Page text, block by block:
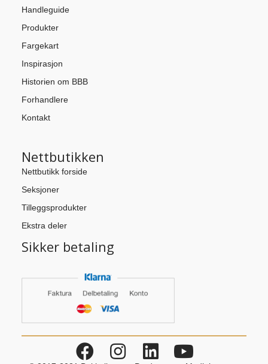
Handleguide
Produkter
Fargekart
Inspirasjon
Historien om BBB
Forhandlere
Kontakt
Nettbutikken
Nettbutikk forside
Seksjoner
Tilleggsprodukter
Ekstra deler
Sikker betaling